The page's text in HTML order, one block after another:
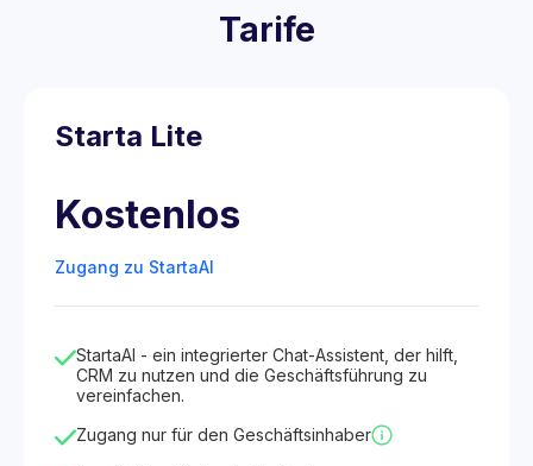
Tarife
Starta Lite
Kostenlos
Zugang zu StartaAI
StartaAI - ein integrierter Chat-Assistent, der hilft,
CRM zu nutzen und die Geschäftsführung zu
vereinfachen.
Zugang nur für den Geschäftsinhaber